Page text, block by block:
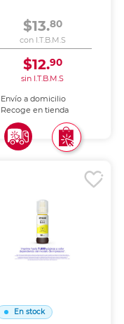
$13.80
con I.T.B.M.S
$12.90
sin I.T.B.M.S
Envío a domicilio
Recoge en tienda
En stock